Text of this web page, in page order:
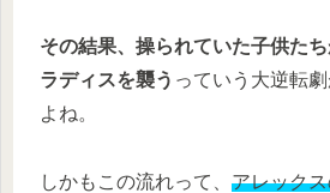
その結果、操られていた子供た
ラディスを襲う っていう大逆転
よね。
しかもこの流れって、 アレックス